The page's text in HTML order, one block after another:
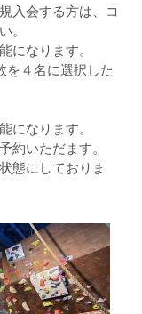
入会する方は、コ
。
になります。
４名に選択した
になります。
約いただます。
態にしておりま